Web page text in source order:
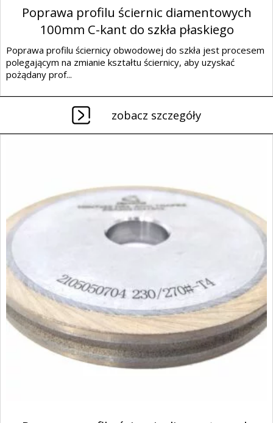
Poprawa profilu ściernic diamentowych
100mm C-kant do szkła płaskiego
Poprawa profilu ściernicy obwodowej do szkła jest procesem
polegającym na zmianie kształtu ściernicy, aby uzyskać
pożądany prof...
zobacz szczegóły